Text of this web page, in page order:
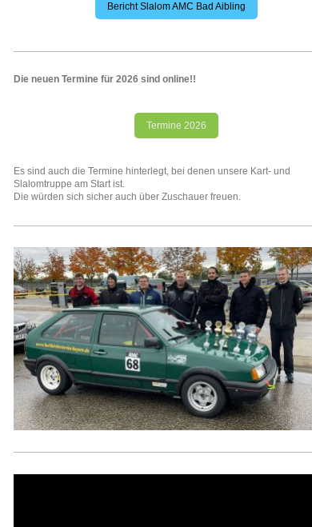
Bericht Slalom AMC Bad Aibling
Die neuen Termine für 2026 sind online!!
Termine 2026
Es sind auch die Termine hinterlegt, bei denen unsere Kart- und
Slalomtruppe am Start ist.
Die würden sich sicher auch über Zuschauer freuen.